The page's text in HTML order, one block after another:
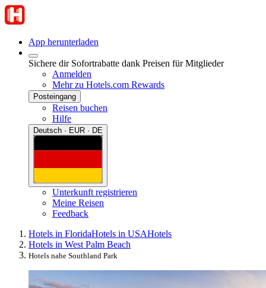
App herunterladen
Sichere dir Sofortrabatte dank Preisen für Mitglieder
Anmelden
Mehr zu Hotels.com Rewards
Posteingang
Reisen buchen
Hilfe
Deutsch · EUR · DE
Unterkunft registrieren
Meine Reisen
Feedback
Hotels in FloridaHotels in USAHotels
Hotels in West Palm Beach
Hotels nahe Southland Park